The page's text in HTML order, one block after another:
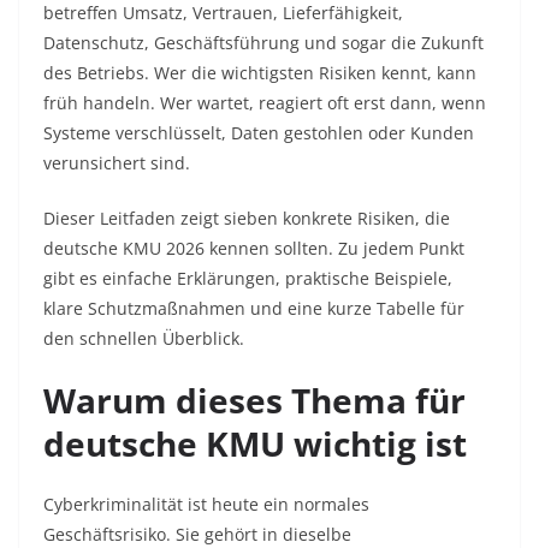
betreffen Umsatz, Vertrauen, Lieferfähigkeit,
Datenschutz, Geschäftsführung und sogar die Zukunft
des Betriebs. Wer die wichtigsten Risiken kennt, kann
früh handeln. Wer wartet, reagiert oft erst dann, wenn
Systeme verschlüsselt, Daten gestohlen oder Kunden
verunsichert sind.
Dieser Leitfaden zeigt sieben konkrete Risiken, die
deutsche KMU 2026 kennen sollten. Zu jedem Punkt
gibt es einfache Erklärungen, praktische Beispiele,
klare Schutzmaßnahmen und eine kurze Tabelle für
den schnellen Überblick.
Warum dieses Thema für
deutsche KMU wichtig ist
Cyberkriminalität ist heute ein normales
Geschäftsrisiko. Sie gehört in dieselbe